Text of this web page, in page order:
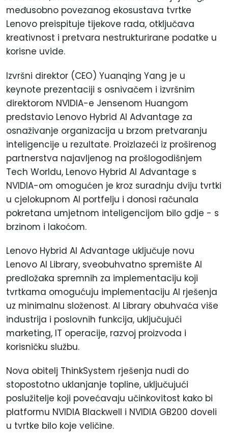
međusobno povezanog ekosustava tvrtke
Lenovo preispituje tijekove rada, otključava
kreativnost i pretvara nestrukturirane podatke u
korisne uvide.
Izvršni direktor (CEO) Yuanqing Yang je u
keynote prezentaciji s osnivačem i izvršnim
direktorom NVIDIA-e Jensenom Huangom
predstavio Lenovo Hybrid AI Advantage za
osnaživanje organizacija u brzom pretvaranju
inteligencije u rezultate. Proizlazeći iz proširenog
partnerstva najavljenog na prošlogodišnjem
Tech Worldu, Lenovo Hybrid AI Advantage s
NVIDIA-om omogućen je kroz suradnju dviju tvrtki
u cjelokupnom AI portfelju i donosi računala
pokretana umjetnom inteligencijom bilo gdje - s
brzinom i lakoćom.
Lenovo Hybrid AI Advantage uključuje novu
Lenovo AI Library, sveobuhvatno spremište AI
predložaka spremnih za implementaciju koji
tvrtkama omogućuju implementaciju AI rješenja
uz minimalnu složenost. AI Library obuhvaća više
industrija i poslovnih funkcija, uključujući
marketing, IT operacije, razvoj proizvoda i
korisničku službu.
Nova obitelj ThinkSystem rješenja nudi do
stopostotno uklanjanje topline, uključujući
poslužitelje koji povećavaju učinkovitost kako bi
platformu NVIDIA Blackwell i NVIDIA GB200 doveli
u tvrtke bilo koje veličine.